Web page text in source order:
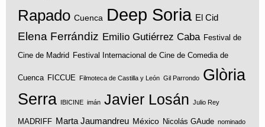
Rapado Cuenca Deep Soria El Cid
Elena Ferrándiz Emilio Gutiérrez Caba Festival de
Cine de Madrid Festival Internacional de Cine de Comedia de
Cuenca FICCUE Filmoteca de Castilla y León Gil Parrondo Glòria
Serra IBICINE imán Javier Losán Julio Rey
MADRIFF Marta Jaumandreu México Nicolás GAude nominado